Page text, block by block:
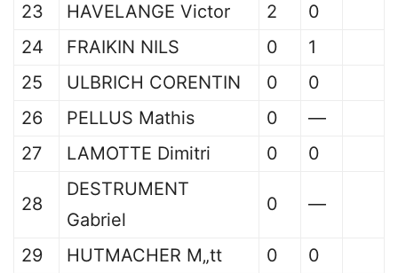
23
HAVELANGE Victor 2
0
24
FRAIKIN NILS 0
1
25
ULBRICH CORENTIN 0
0
26
PELLUS Mathis 0
—
27
LAMOTTE Dimitri 0 0
28
DESTRUMENT
Gabriel
0 —
29 HUTMACHER M„tt 0
0